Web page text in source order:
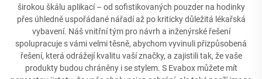
širokou škálu aplikací – od sofistikovaných pouzder na hodinky
přes úhledně uspořádané nářadí až po kriticky důležitá lékařská
vybavení. Náš vnitřní tým pro návrh a inženýrské řešení
spolupracuje s vámi velmi těsně, abychom vyvinuli přizpůsobená
řešení, která odrážejí kvalitu vaší značky, a zajistili tak, že vaše
produkty budou chráněny i se stylem. S Evabox můžete mít